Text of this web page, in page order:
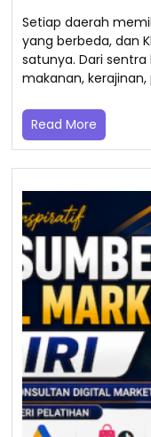
Setiap daerah
yang berbeda, dan
satunya. Dari
makanan,
Read More